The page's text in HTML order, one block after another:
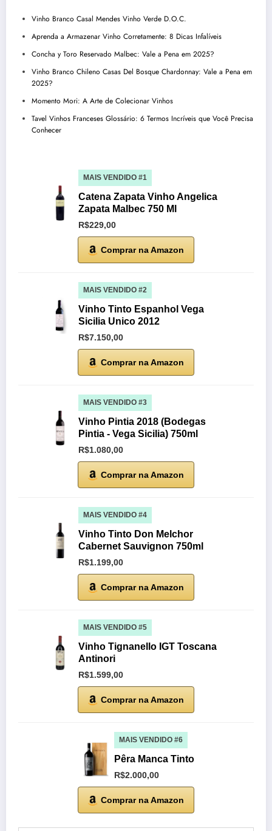
Vinho Branco Casal Mendes Vinho Verde D.O.C.
Aprenda a Armazenar Vinho Corretamente: 8 Dicas Infalíveis
Concha y Toro Reservado Malbec: Vale a Pena em 2025?
Vinho Branco Chileno Casas Del Bosque Chardonnay: Vale a Pena em
2025?
Momento Mori: A Arte de Colecionar Vinhos
Tavel Vinhos Franceses Glossário: 6 Termos Incríveis que Você Precisa
Conhecer
MAIS VENDIDO #1
Catena Zapata Vinho Angelica
Zapata Malbec 750 Ml
R$229,00
Comprar na Amazon
MAIS VENDIDO #2
Vinho Tinto Espanhol Vega
Sicilia Unico 2012
R$7.150,00
Comprar na Amazon
MAIS VENDIDO #3
Vinho Pintia 2018 (Bodegas
Pintia - Vega Sicilia) 750ml
R$1.080,00
Comprar na Amazon
MAIS VENDIDO #4
Vinho Tinto Don Melchor
Cabernet Sauvignon 750ml
R$1.199,00
Comprar na Amazon
MAIS VENDIDO #5
Vinho Tignanello IGT Toscana
Antinori
R$1.599,00
Comprar na Amazon
MAIS VENDIDO #6
Pêra Manca Tinto
R$2.000,00
Comprar na Amazon